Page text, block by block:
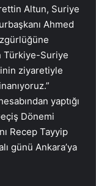
Altun, Suriye
Ahmed
Türkiye-Suriye
ziyaretiyle
yaptığı
Dönemi
Recep Tayyip
günü Ankara’ya